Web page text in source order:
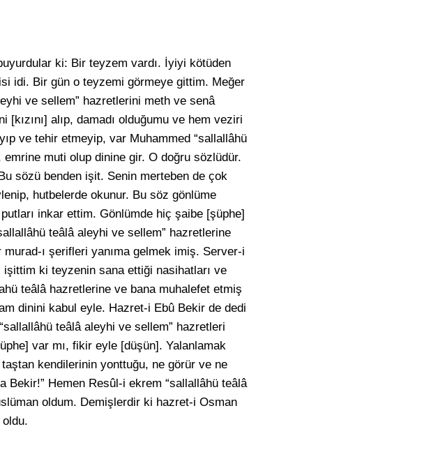
ki: Bir teyzem vardı. İyiyi kötüden
idi. Bir gün o teyzemi görmeye gittim. Meğer
ve sellem” hazretlerini meth ve senâ
alıp, damadı olduğumu ve hem veziri
ve tehir etmeyip, var Muhammed “sallallâhü
muti olup dinine gir. O doğru sözlüdür.
sözü benden işit. Senin merteben de çok
hutbelerde okunur. Bu söz gönlüme
inkar ettim. Gönlümde hiç şaibe [şüphe]
teâlâ aleyhi ve sellem” hazretlerine
murad-ı şerifleri yanıma gelmek imiş. Server-i
ki teyzenin sana ettiği nasihatları ve
teâlâ hazretlerine ve bana muhalefet etmiş
dinini kabul eyle. Hazret-i Ebû Bekir de dedi
teâlâ aleyhi ve sellem” hazretleri
var mı, fikir eyle [düşün]. Yalanlamak
kendilerinin yonttuğu, ne görür ve ne
Bekir!” Hemen Resûl-i ekrem “sallallâhü teâlâ
oldum. Demişlerdir ki hazret-i Osman